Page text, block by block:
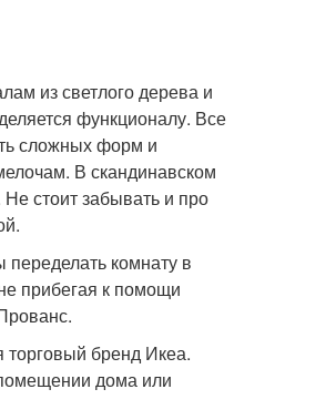
из светлого дерева и
функционалу. Все
сложных форм и
В скандинавском
стоит забывать и про
комнату в
прибегая к помощи
бренд Икеа.
дома или